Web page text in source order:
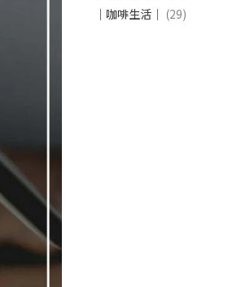
｜咖啡生活｜ (29)